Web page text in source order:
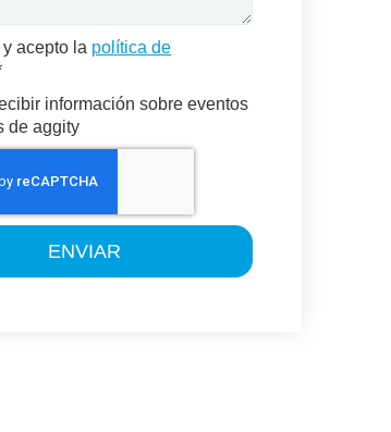
acepto la política de
información sobre eventos
de aggity
ENVIAR